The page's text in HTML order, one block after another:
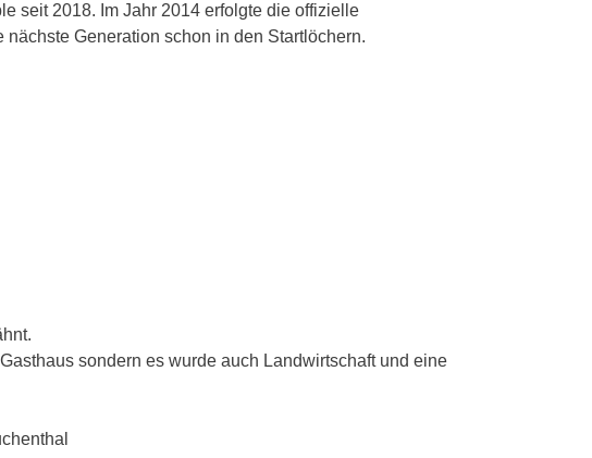
seit 2018. Im Jahr 2014 erfolgte die offizielle
Generation schon in den Startlöchern.
sondern es wurde auch Landwirtschaft und eine